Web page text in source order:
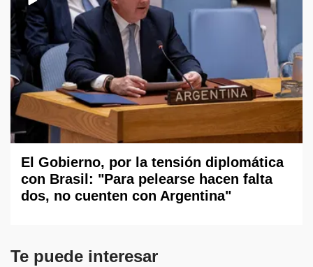
El Gobierno, por la tensión diplomática
con Brasil: "Para pelearse hacen falta
dos, no cuenten con Argentina"
Te puede interesar